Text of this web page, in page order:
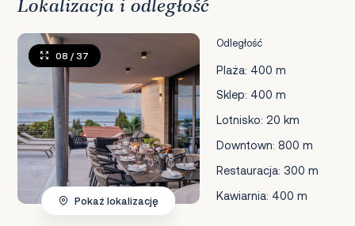
Lokalizacja i odległość
Odległość
Plaża: 400 m
Sklep: 400 m
Lotnisko: 20 km
Downtown: 800 m
Restauracja: 300 m
Kawiarnia: 400 m
08 / 37
Pokaż lokalizację